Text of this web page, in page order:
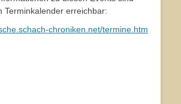
Terminkalender erreichbar:
chroniken.net/termine.htm